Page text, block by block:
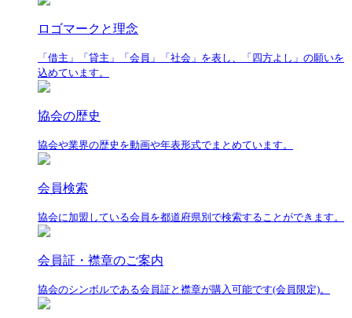
ロゴマークと理念
「借主」「貸主」「会員」「社会」を表し、「四方よし」の願いを
込めています。
協会の歴史
協会や業界の歴史を動画や年表形式でまとめています。
会員検索
協会に加盟している会員を都道府県別で検索することができます。
会員証・襟章のご案内
協会のシンボルである会員証と襟章が購入可能です(会員限定)。